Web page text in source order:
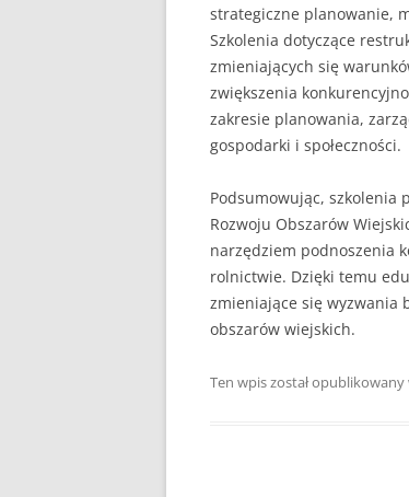
strategiczne planowanie,
Szkolenia dotyczące
zmieniających się
zwiększenia
zakresie planowania,
gospodarki i społeczności.
Podsumowując, szkolenia
Rozwoju Obszarów
narzędziem podnoszenia
rolnictwie. Dzięki temu
zmieniające się wyzwania
obszarów wiejskich.
Ten wpis został opublikowany